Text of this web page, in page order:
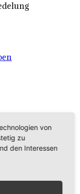
von
zu
den Interessen